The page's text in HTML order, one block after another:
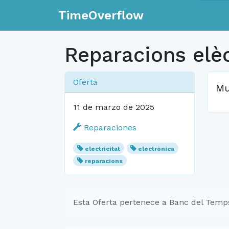
TimeOverflow
Reparacions
Oferta
11 de marzo de 2025
Reparaciones
electricitat
electrònica
reparacions
Esta Oferta pertenece a Banc del